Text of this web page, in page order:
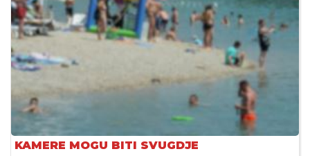
KAMERE MOGU BITI SVUGDJE